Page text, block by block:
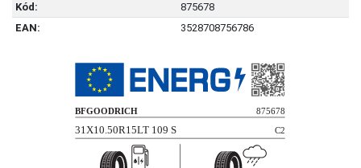
Kód:
875678
EAN:
3528708756786